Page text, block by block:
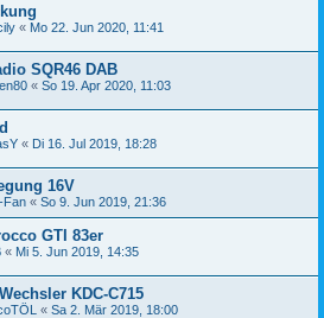
« Mo 22. Jun 2020, 11:41
SQR46 DAB
« So 19. Apr 2020, 11:03
« Di 16. Jul 2019, 18:28
16V
Fan « So 9. Jun 2019, 21:36
GTI 83er
« Mi 5. Jun 2019, 14:35
KDC-C715
« Sa 2. Mär 2019, 18:00